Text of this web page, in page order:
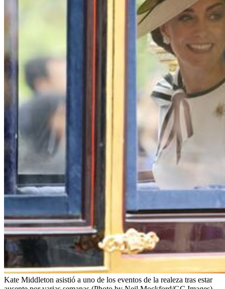
Kate Middleton asistió a uno de los eventos de la realeza tras estar